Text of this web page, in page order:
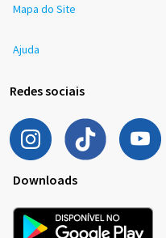
Mapa do Site
Ajuda
Redes sociais
Downloads